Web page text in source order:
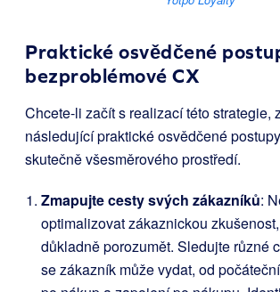
Praktické osvědčené
bezproblémové CX
Chcete-li začít s realizací této strategie,
následující praktické osvědčené
skutečně všesměrového prostředí.
Zmapujte cesty svých zákazníků:
optimalizovat zákaznickou
důkladně porozumět. Sledujte různé
se zákazník může vydat, od